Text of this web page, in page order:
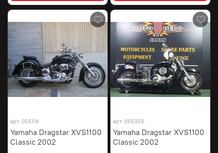
арт. 055114
Yamaha Dragstar XVS1100
Classic 2002
арт. 055355
Yamaha Dragstar XVS1100
Classic 2002